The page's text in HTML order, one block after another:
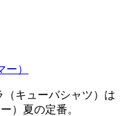
）
キューバシャツ）は
）夏の定番。